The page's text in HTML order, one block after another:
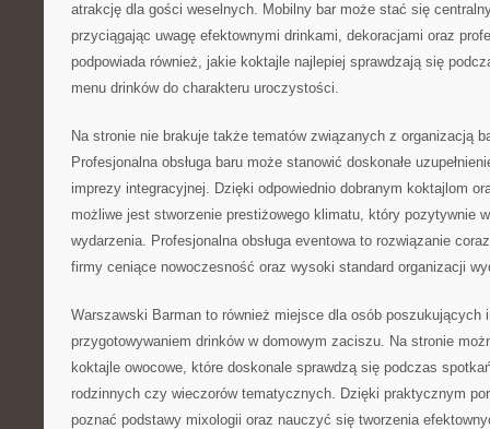
atrakcję dla gości weselnych. Mobilny bar może stać się
przyciągając uwagę efektownymi drinkami, dekoracjami oraz
podpowiada również, jakie koktajle najlepiej sprawdzają się
menu drinków do charakteru uroczystości.
Na stronie nie brakuje także tematów związanych z organizacją
Profesjonalna obsługa baru może stanowić doskonałe
imprezy integracyjnej. Dzięki odpowiednio dobranym koktajlom
możliwe jest stworzenie prestiżowego klimatu, który pozytywnie
wydarzenia. Profesjonalna obsługa eventowa to rozwiązanie
firmy ceniące nowoczesność oraz wysoki standard organizacji
Warszawski Barman to również miejsce dla osób poszukujących
przygotowywaniem drinków w domowym zaciszu. Na stronie
koktajle owocowe, które doskonale sprawdzą się podczas
rodzinnych czy wieczorów tematycznych. Dzięki praktycznym
poznać podstawy mixologii oraz nauczyć się tworzenia